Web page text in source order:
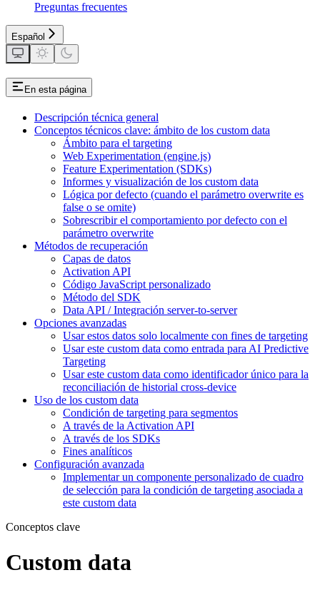
Preguntas frecuentes
Español
En esta página
Descripción técnica general
Conceptos técnicos clave: ámbito de los custom data
Ámbito para el targeting
Web Experimentation (engine.js)
Feature Experimentation (SDKs)
Informes y visualización de los custom data
Lógica por defecto (cuando el parámetro overwrite es
false o se omite)
Sobrescribir el comportamiento por defecto con el
parámetro overwrite
Métodos de recuperación
Capas de datos
Activation API
Código JavaScript personalizado
Método del SDK
Data API / Integración server-to-server
Opciones avanzadas
Usar estos datos solo localmente con fines de targeting
Usar este custom data como entrada para AI Predictive
Targeting
Usar este custom data como identificador único para la
reconciliación de historial cross-device
Uso de los custom data
Condición de targeting para segmentos
A través de la Activation API
A través de los SDKs
Fines analíticos
Configuración avanzada
Implementar un componente personalizado de cuadro
de selección para la condición de targeting asociada a
este custom data
Conceptos clave
Custom data